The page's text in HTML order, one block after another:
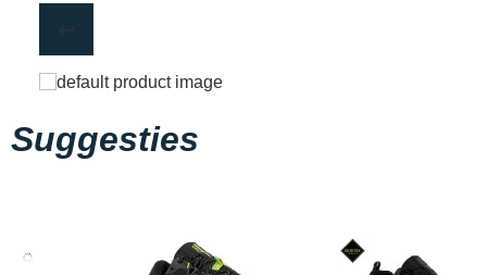
Suggesties